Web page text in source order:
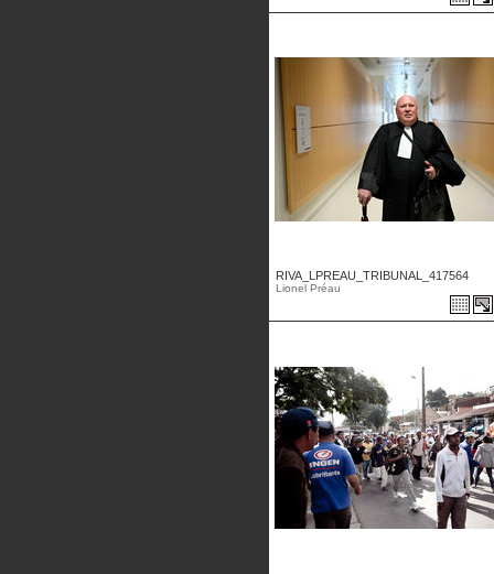
RIVA_LPREAU_TRIBUNAL_417564
Lionel Préau